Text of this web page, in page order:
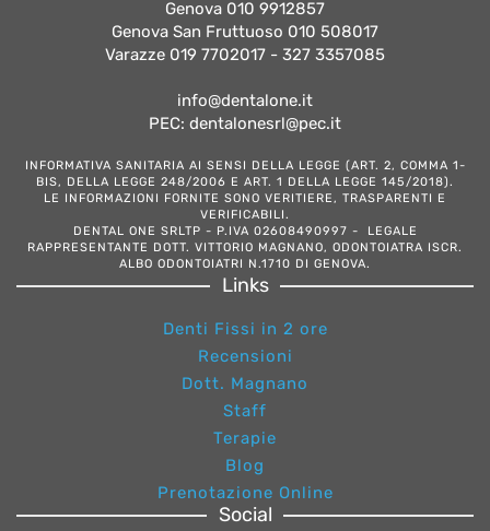
Genova 010 9912857
Genova San Fruttuoso 010 508017
Varazze 019 7702017 - 327 3357085
info@dentalone.it
PEC: dentalonesrl@pec.it
INFORMATIVA SANITARIA AI SENSI DELLA LEGGE (ART. 2, COMMA 1-
BIS, DELLA LEGGE 248/2006 E ART. 1 DELLA LEGGE 145/2018).
LE INFORMAZIONI FORNITE SONO VERITIERE, TRASPARENTI E
VERIFICABILI.
DENTAL ONE SRLTP - P.IVA 02608490997 - LEGALE
RAPPRESENTANTE DOTT. VITTORIO MAGNANO, ODONTOIATRA ISCR.
ALBO ODONTOIATRI N.1710 DI GENOVA.
Links
Denti Fissi in 2 ore
Recensioni
Dott. Magnano
Staff
Terapie
Blog
Prenotazione Online
Social